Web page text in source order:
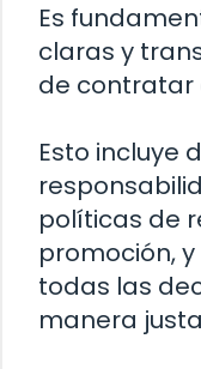
Es
claras y
de contratar
Esto incluye
políticas de
promoción,
todas las
manera